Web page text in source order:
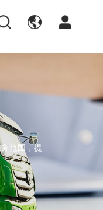
范围，提